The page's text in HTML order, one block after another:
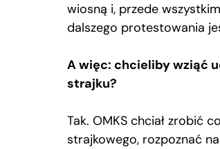
wiosną i, przede
dalszego protestowania
A więc: chcieliby wziąć
strajku?
Tak. OMKS chciał zrobić
strajkowego, rozpoznać